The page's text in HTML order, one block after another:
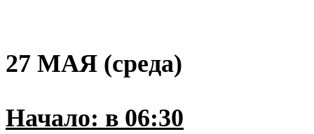
27 МАЯ (среда)
Начало: в 06:30